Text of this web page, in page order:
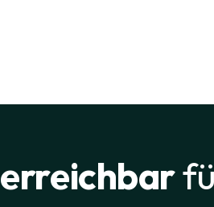
erreichbar